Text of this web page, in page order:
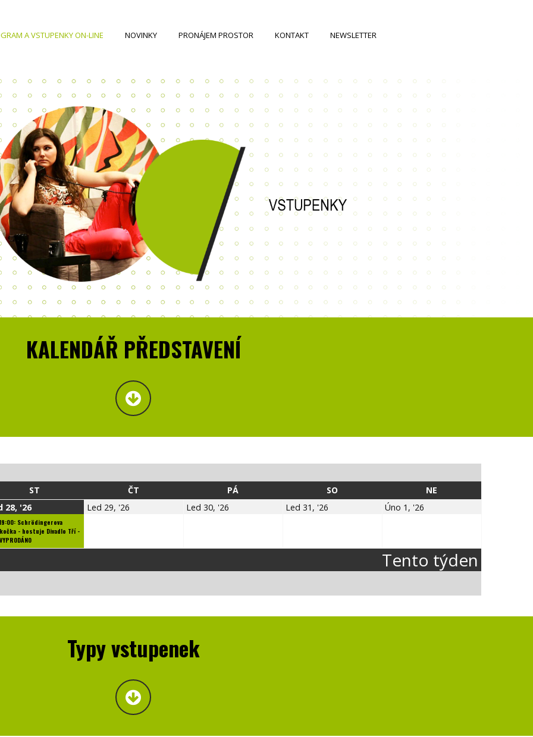
A VSTUPENKY ON-LINE NOVINKY PRONÁJEM PROSTOR KONTAKT NEWSLETTER
KALENDÁŘ PŘEDSTAVENÍ
Tento týden
STSTŘEDA ČT PÁPÁTEK SO NE
28, '2628.1.2026
19:00: Schrödingerova
kočka - hostuje Divadlo Tří -
VYPRODÁNO
Led 29, '26 Led 30, '26 Led 31, '26 Úno 1, '26
Typy vstupenek